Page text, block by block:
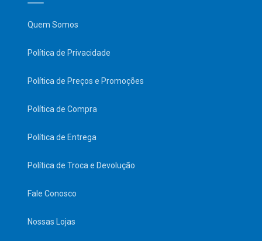
Quem Somos
Política de Privacidade
Política de Preços e Promoções
Política de Compra
Política de Entrega
Política de Troca e Devolução
Fale Conosco
Nossas Lojas